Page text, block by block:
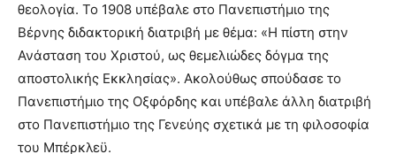
θεολογία. Το 1908 υπέβαλε στο Πανεπιστήμιο της
Βέρνης διδακτορική διατριβή με θέμα: «Η πίστη στην
Ανάσταση του Χριστού, ως θεμελιώδες δόγμα της
αποστολικής Εκκλησίας». Ακολούθως σπούδασε το
Πανεπιστήμιο της Οξφόρδης και υπέβαλε άλλη διατριβή
στο Πανεπιστήμιο της Γενεύης σχετικά με τη φιλοσοφία
του Μπέρκλεϋ.